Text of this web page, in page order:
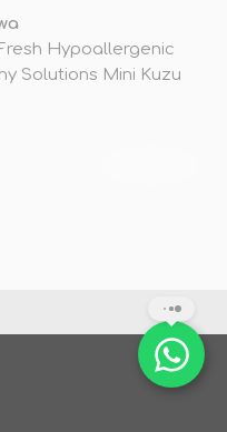
Hypoallergenic
Solutions Mini Kuzu